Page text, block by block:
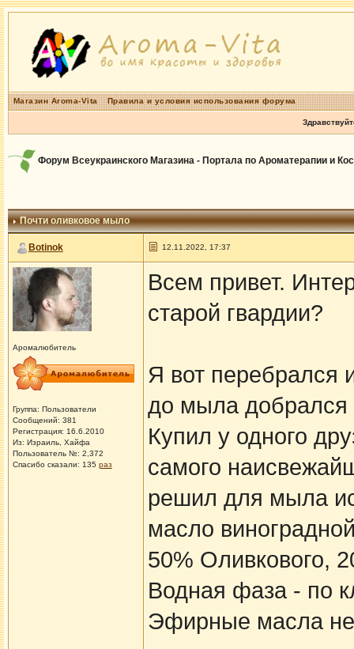
Магазин Aroma-Vita Правила и условия использования форума
Форум Всеукраинского Магазина - Портала по Ароматерапии и
Почти оливковое мыло
Botinok 12.11.2022, 17:37
Аромалюбитель
Группа: Пользователи
Сообщений: 381
Регистрация: 16.6.2010
Из: Израиль, Хайфа
Пользователь №: 2,372
Спасибо сказали: 135 раз
Всем привет.
старой гвардии?
Я вот перебрался
до мыла добрался
Купил у одного
самого
решил для мыла
масло
50% Оливкового,
Водная фаза - по
Эфирные масла не